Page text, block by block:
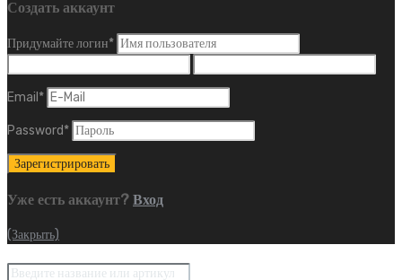
Создать аккаунт
Придумайте логин*
Email *
Password*
Уже есть аккаунт? Вход
(Закрыть)
Поиск